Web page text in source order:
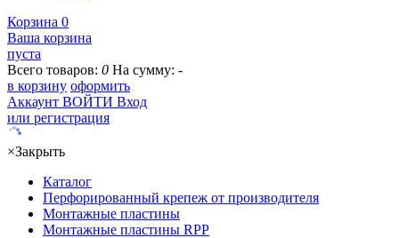
Корзина 0
Ваша корзина
пуста
Всего товаров: 0 На сумму: -
в корзину оформить
Аккаунт ВОЙТИ Вход
или регистрация
×Закрыть
Каталог
Перфорированный крепеж от производителя
Монтажные пластины
Монтажные пластины RPP